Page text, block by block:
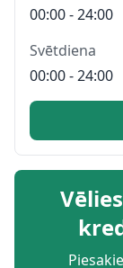
00:00 - 24:00
Svētdiena
00:00 - 24:00